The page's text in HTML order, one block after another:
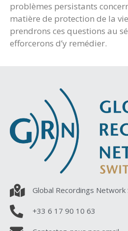
problèmes persistants
matière de protection de la
prendrons ces questions au
efforcerons d’y remédier.
Global Recordings Network
+33 6 17 90 10 63